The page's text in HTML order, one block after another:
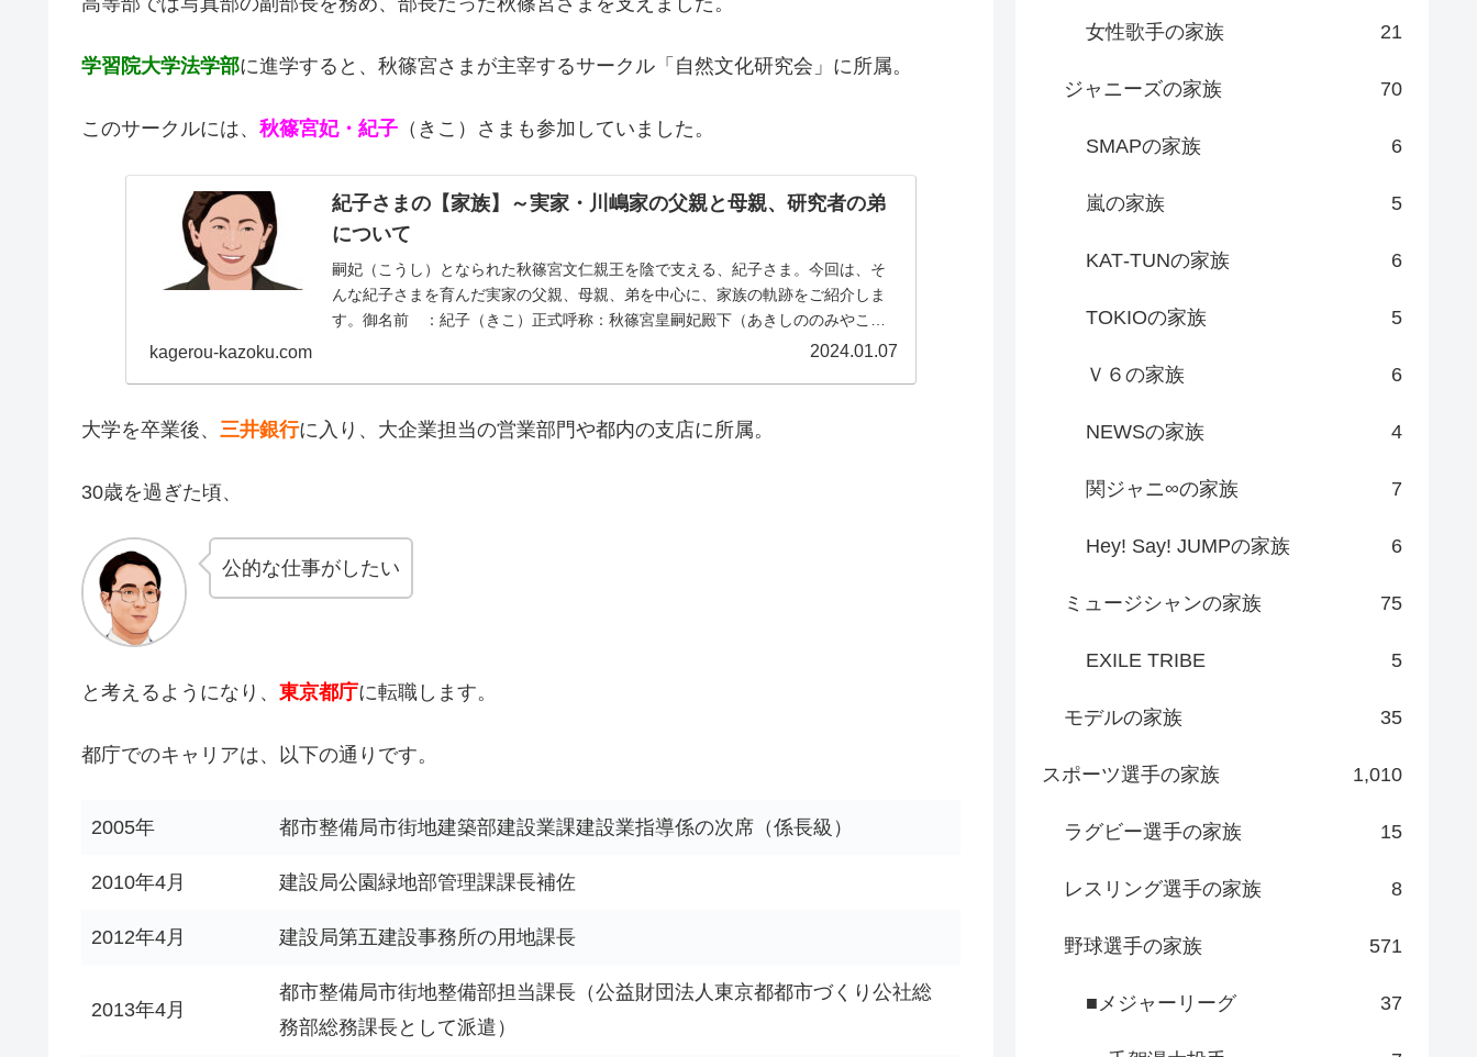
学習院大学法学部に進学すると、秋篠宮さまが主宰するサークル「自然文化研究会」に所属。
このサークルには、 秋篠宮妃・紀子 （きこ）さまも参加していました。
紀子さまの【家族】～実家・川嶋家の父親と母親、研究者の弟
について
嗣妃（こうし）となられた秋篠宮文仁親王を陰で支える、紀子さま。今回は、そ
んな紀子さまを育んだ実家の父親、母親、弟を中心に、家族の軌跡をご紹介しま
す。御名前 ：紀子（きこ）正式呼称：秋篠宮皇嗣妃殿下（あきしののみやこう
kagerou-kazoku.com 2024.01.07
大学を卒業後、 三井銀行に入り、大企業担当の営業部門や都内の支店に所属。
30歳を過ぎた頃、
公的な仕事がしたい
と考えるようになり、 東京都庁に転職します。
都庁でのキャリアは、以下の通りです。
2005年 都市整備局市街地建築部建設業課建設業指導係の次席（係長級）
2010年4月 建設局公園緑地部管理課課長補佐
2012年4月 建設局第五建設事務所の用地課長
2013年4月
都市整備局市街地整備部担当課長（公益財団法人東京都都市づくり公社総
務部総務課長として派遣）
女性歌手の家族 21
ジャニーズの家族 70
SMAPの家族 6
嵐の家族 5
KAT‐TUNの家族 6
TOKIOの家族 5
Ｖ６の家族 6
NEWSの家族 4
関ジャニ∞の家族 7
Hey! Say! JUMPの家族 6
ミュージシャンの家族 75
EXILE TRIBE 5
モデルの家族 35
スポーツ選手の家族 1,010
ラグビー選手の家族 15
レスリング選手の家族 8
野球選手の家族 571
■メジャーリーグ 37